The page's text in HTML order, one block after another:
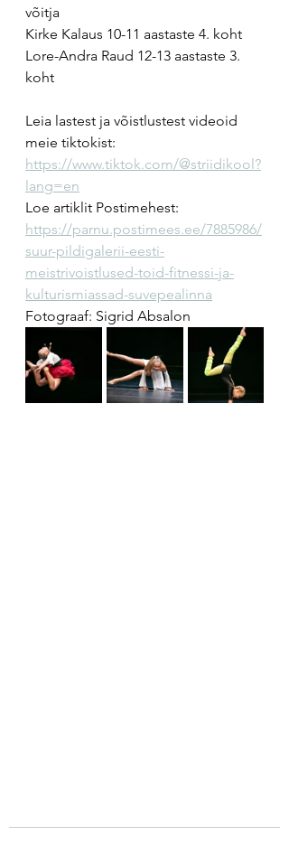
võitja
Kirke Kalaus 10-11 aastaste 4. koht
Lore-Andra Raud 12-13 aastaste 3.
koht
Leia lastest ja võistlustest videoid
meie tiktokist:
https://www.tiktok.com/@striidikool?
lang=en
Loe artiklit Postimehest:
https://parnu.postimees.ee/7885986/
suur-pildigalerii-eesti-
meistrivoistlused-toid-fitnessi-ja-
kulturismiassad-suvepealinna
Fotograaf: Sigrid Absalon